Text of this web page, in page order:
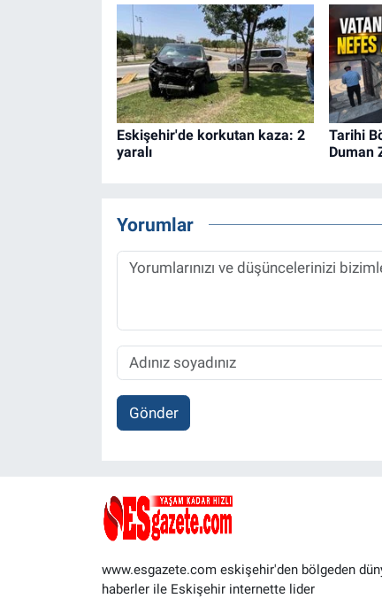
Eskişehir'de korkutan kaza: 2
yaralı
Tarihi
Duman
Yorumlar
Gönder
www.esgazete.com eskişehir'den bölgeden
haberler ile Eskişehir internette lider